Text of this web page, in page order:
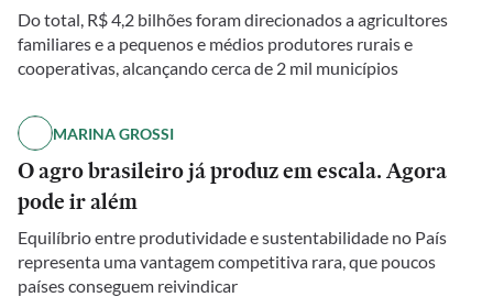
Do total, R$ 4,2 bilhões foram direcionados a agricultores
familiares e a pequenos e médios produtores rurais e
cooperativas, alcançando cerca de 2 mil municípios
MARINA GROSSI
O agro brasileiro já produz em escala. Agora
pode ir além
Equilíbrio entre produtividade e sustentabilidade no País
representa uma vantagem competitiva rara, que poucos
países conseguem reivindicar